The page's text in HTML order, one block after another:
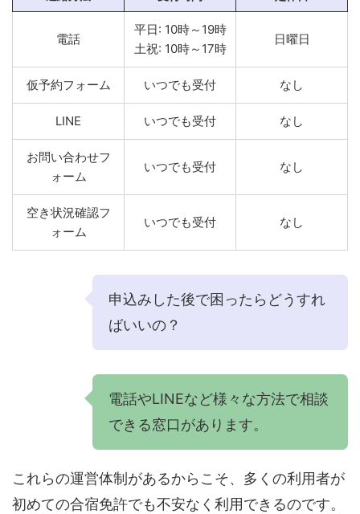
電話
平日: 10時～19時
土祝: 10時～17時
日曜日
仮予約フォーム いつでも受付 なし
LINE いつでも受付 なし
お問い合わせフ
ォーム
いつでも受付 なし
空き状況確認フ
ォーム
いつでも受付 なし
申込みした後で困ったらどうすれ
ばいいの？
電話やLINEなど様々な方法で相談
できる窓口があります。
これらの運営体制があるからこそ、多くの利用者が
初めての合宿免許でも不安なく利用できるのです。